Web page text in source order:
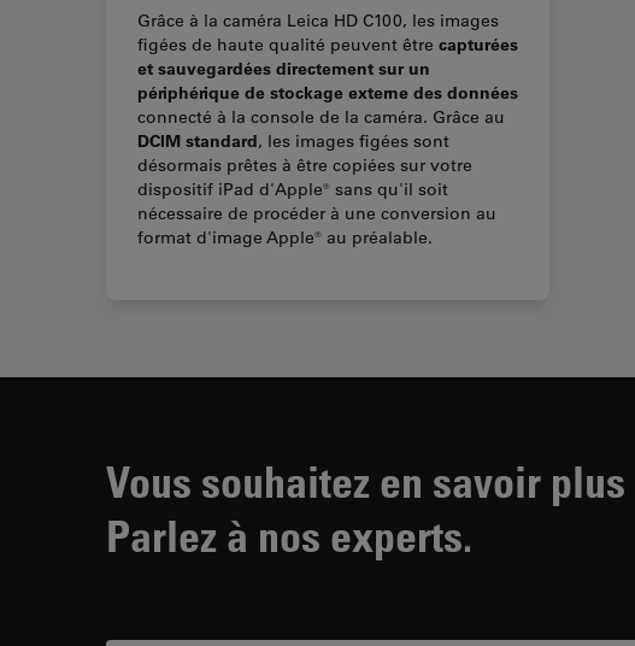
Grâce à la caméra Leica HD C100, les images
figées de haute qualité peuvent être capturées
et sauvegardées directement sur un
périphérique de stockage externe des données
connecté à la console de la caméra. Grâce au
DCIM standard, les images figées sont
désormais prêtes à être copiées sur votre
dispositif iPad d'Apple® sans qu'il soit
nécessaire de procéder à une conversion au
format d'image Apple® au préalable.
Vous souhaitez en savoir plus
Parlez à nos experts.